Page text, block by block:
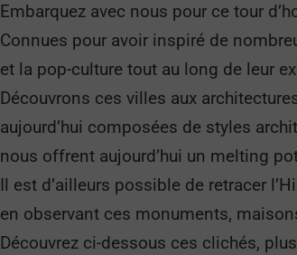
Embarquez avec nous pour ce tour
Connues pour avoir inspiré de
et la pop-culture tout au long de leur
Découvrons ces villes aux
aujourd’hui composées de styles
nous offrent aujourd’hui un melting
Il est d’ailleurs possible de retracer
en observant ces monuments,
Découvrez ci-dessous ces clichés,